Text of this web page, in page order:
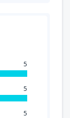
5
5
5